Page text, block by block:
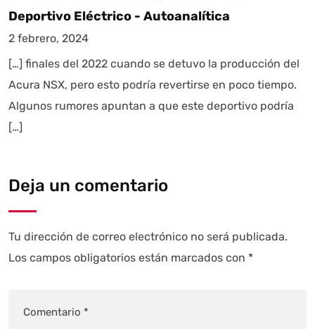
Deportivo Eléctrico - Autoanalítica
2 febrero, 2024
[…] finales del 2022 cuando se detuvo la producción del
Acura NSX, pero esto podría revertirse en poco tiempo.
Algunos rumores apuntan a que este deportivo podría
[…]
Deja un comentario
Tu dirección de correo electrónico no será publicada.
Los campos obligatorios están marcados con *